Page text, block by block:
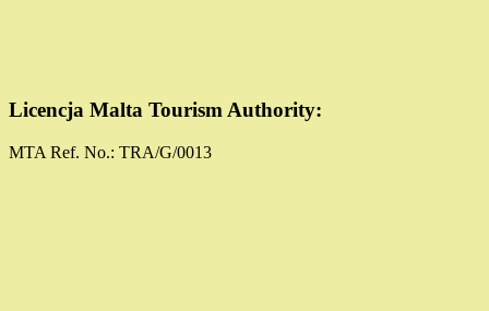
Licencja Malta Tourism Authority:
MTA Ref. No.: TRA/G/0013